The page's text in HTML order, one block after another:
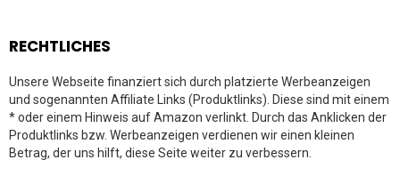
RECHTLICHES
Unsere Webseite finanziert sich durch platzierte Werbeanzeigen
und sogenannten Affiliate Links (Produktlinks). Diese sind mit einem
* oder einem Hinweis auf Amazon verlinkt. Durch das Anklicken der
Produktlinks bzw. Werbeanzeigen verdienen wir einen kleinen
Betrag, der uns hilft, diese Seite weiter zu verbessern.